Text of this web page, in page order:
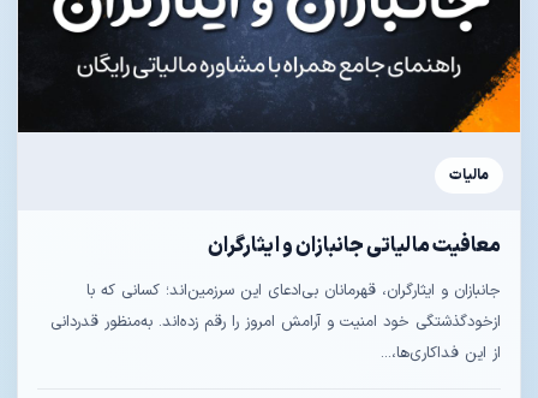
مالیات
معافیت‌ مالیاتی جانبازان و ایثارگران
جانبازان و ایثارگران، قهرمانان بی‌ادعای این سرزمین‌اند؛ کسانی که با
ازخودگذشتگی خود امنیت و آرامش امروز را رقم زده‌اند. به‌منظور قدردانی
از این فداکاری‌ها،...